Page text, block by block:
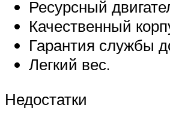
Ресурсный
Качественный
Гарантия службы
Легкий вес.
Недостатки